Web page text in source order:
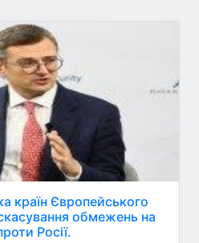
країн Європейського
обмежень на
Росії.